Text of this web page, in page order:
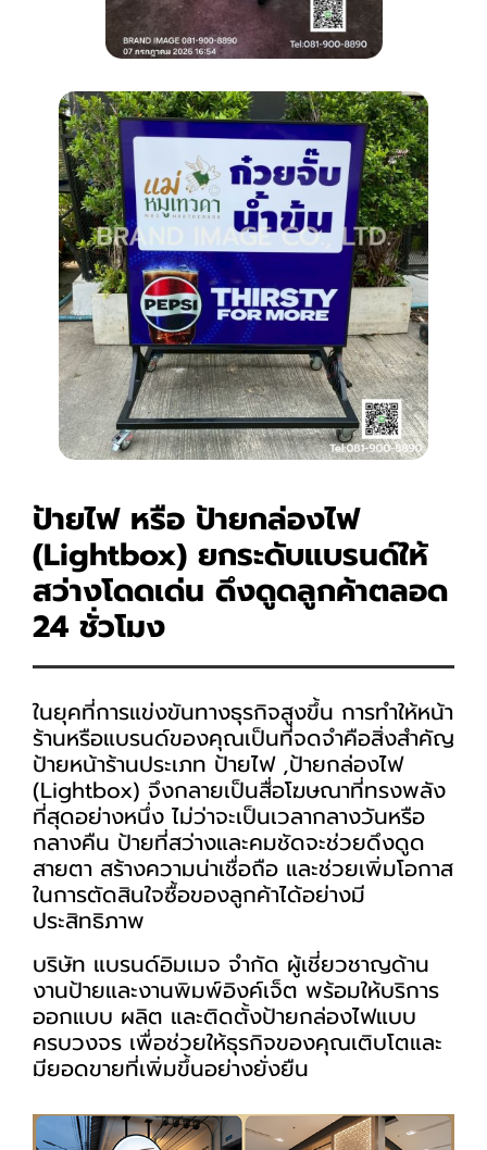
ป้ายไฟ หรือ ป้ายกล่องไฟ
(Lightbox) ยกระดับแบรนด์ให้
สว่างโดดเด่น ดึงดูดลูกค้าตลอด
24 ชั่วโมง
ในยุคที่การแข่งขันทางธุรกิจสูงขึ้น การทำให้หน้า
ร้านหรือแบรนด์ของคุณเป็นที่จดจำคือสิ่งสำคัญ
ป้ายหน้าร้านประเภท ป้ายไฟ ,ป้ายกล่องไฟ
(Lightbox) จึงกลายเป็นสื่อโฆษณาที่ทรงพลัง
ที่สุดอย่างหนึ่ง ไม่ว่าจะเป็นเวลากลางวันหรือ
กลางคืน ป้ายที่สว่างและคมชัดจะช่วยดึงดูด
สายตา สร้างความน่าเชื่อถือ และช่วยเพิ่มโอกาส
ในการตัดสินใจซื้อของลูกค้าได้อย่างมี
ประสิทธิภาพ
บริษัท แบรนด์อิมเมจ จำกัด ผู้เชี่ยวชาญด้าน
งานป้ายและงานพิมพ์อิงค์เจ็ต พร้อมให้บริการ
ออกแบบ ผลิต และติดตั้งป้ายกล่องไฟแบบ
ครบวงจร เพื่อช่วยให้ธุรกิจของคุณเติบโตและ
มียอดขายที่เพิ่มขึ้นอย่างยั่งยืน